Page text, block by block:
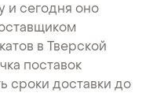
и сегодня оно
в Тверской
поставок
сроки доставки до